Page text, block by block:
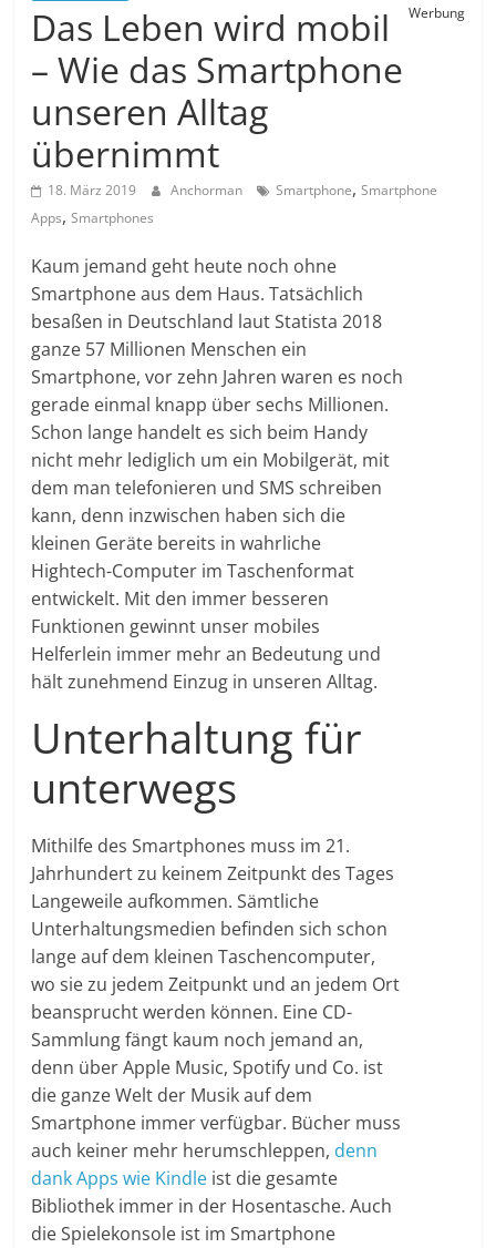
Das Leben wird mobil
– Wie das Smartphone
unseren Alltag
übernimmt
Werbung
18. März 2019 Anchorman Smartphone,Smartphone
Apps,Smartphones
Kaum jemand geht heute noch ohne
Smartphone aus dem Haus. Tatsächlich
besaßen in Deutschland laut Statista 2018
ganze 57 Millionen Menschen ein
Smartphone, vor zehn Jahren waren es noch
gerade einmal knapp über sechs Millionen.
Schon lange handelt es sich beim Handy
nicht mehr lediglich um ein Mobilgerät, mit
dem man telefonieren und SMS schreiben
kann, denn inzwischen haben sich die
kleinen Geräte bereits in wahrliche
Hightech-Computer im Taschenformat
entwickelt. Mit den immer besseren
Funktionen gewinnt unser mobiles
Helferlein immer mehr an Bedeutung und
hält zunehmend Einzug in unseren Alltag.
Unterhaltung für
unterwegs
Mithilfe des Smartphones muss im 21.
Jahrhundert zu keinem Zeitpunkt des Tages
Langeweile aufkommen. Sämtliche
Unterhaltungsmedien befinden sich schon
lange auf dem kleinen Taschencomputer,
wo sie zu jedem Zeitpunkt und an jedem Ort
beansprucht werden können. Eine CD-
Sammlung fängt kaum noch jemand an,
denn über Apple Music, Spotify und Co. ist
die ganze Welt der Musik auf dem
Smartphone immer verfügbar. Bücher muss
auch keiner mehr herumschleppen, denn
dank Apps wie Kindle ist die gesamte
Bibliothek immer in der Hosentasche. Auch
die Spielekonsole ist im Smartphone